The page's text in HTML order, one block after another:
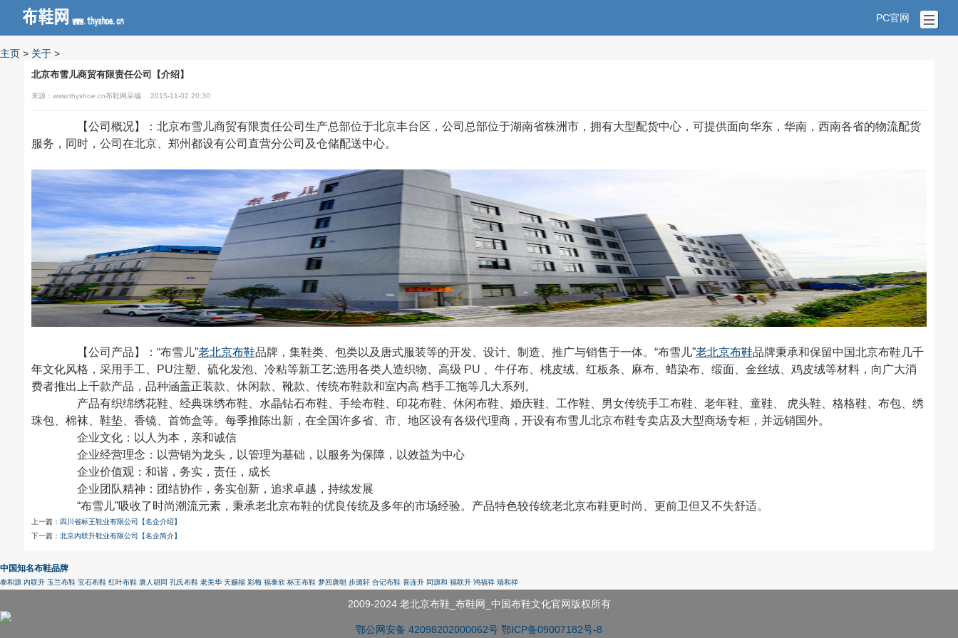
PC官网
主页 > 关于 >
北京布雪儿商贸有限责任公司【介绍】
来源：www.thyshoe.cn布鞋网采编 2015-11-02 20:30
【公司概况】：北京布雪儿商贸有限责任公司生产总部位于北京丰台区，公司总部位于湖南省株洲市，拥有大型配货中心，可提供面向华东，华南，西南各省的物流配货
服务，同时，公司在北京、郑州都设有公司直营分公司及仓储配送中心。
【公司产品】：“布雪儿”老北京布鞋品牌，集鞋类、包类以及唐式服装等的开发、设计、制造、推广与销售于一体。“布雪儿”老北京布鞋品牌秉承和保留中国北京布鞋几千
年文化风格，采用手工、PU注塑、硫化发泡、冷粘等新工艺;选用各类人造织物、高级 PU 、牛仔布、桃皮绒、红板条、麻布、蜡染布、缎面、金丝绒、鸡皮绒等材料，向广大消
费者推出上千款产品，品种涵盖正装款、休闲款、靴款、传统布鞋款和室内高 档手工拖等几大系列。
产品有织绵绣花鞋、经典珠绣布鞋、水晶钻石布鞋、手绘布鞋、印花布鞋、休闲布鞋、婚庆鞋、工作鞋、男女传统手工布鞋、老年鞋、童鞋、 虎头鞋、格格鞋、布包、绣
珠包、棉袜、鞋垫、香镜、首饰盒等。每季推陈出新，在全国许多省、市、地区设有各级代理商，开设有布雪儿北京布鞋专卖店及大型商场专柜，并远销国外。
企业文化：以人为本，亲和诚信
企业经营理念：以营销为龙头，以管理为基础，以服务为保障，以效益为中心
企业价值观：和谐，务实，责任，成长
企业团队精神：团结协作，务实创新，追求卓越，持续发展
“布雪儿”吸收了时尚潮流元素，秉承老北京布鞋的优良传统及多年的市场经验。产品特色较传统老北京布鞋更时尚、更前卫但又不失舒适。
上一篇： 四川省标王鞋业有限公司【名企介绍】
下一篇： 北京内联升鞋业有限公司【名企简介】
中国知名布鞋品牌
泰和源 内联升 玉兰布鞋 宝石布鞋 红叶布鞋 唐人胡同 孔氏布鞋 老美华 天赐福 彩梅 福泰欣 标王布鞋 梦回唐朝 步源轩 合记布鞋 喜连升 同源和 福联升 鸿福祥 瑞和祥
2009-2024 老北京布鞋_布鞋网_中国布鞋文化官网版权所有
鄂公网安备 42098202000062号 鄂ICP备09007182号-8